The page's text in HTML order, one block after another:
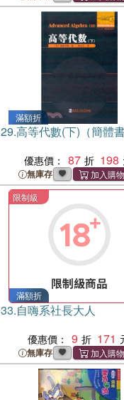
滿額折
29.高等代數(下)（簡體書
優惠價： 87 198
無庫存
限制級
滿額折
33.自嗨系社長大人
優惠價： 9 171
無庫存